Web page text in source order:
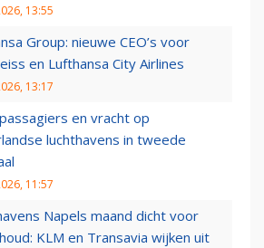
13:55
Group: nieuwe CEO’s voor
en Lufthansa City Airlines
13:17
en vracht op
luchthavens in tweede
11:57
Napels maand dicht voor
KLM en Transavia wijken uit